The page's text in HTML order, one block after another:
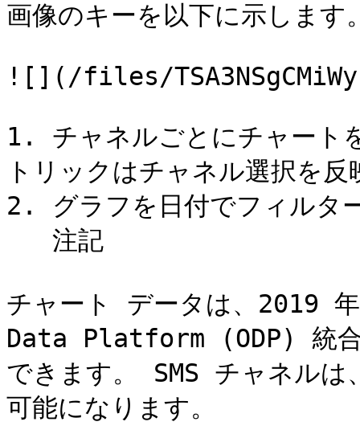
画像のキーを以下に示します
![](/files/
1. チャネルごとにチャート
トリックはチャネル選択を反
2. グラフを日付でフィルタ
チャート データは、
Data Platform (ODP) 統合
できます。 SMS チャネル
可能になります。